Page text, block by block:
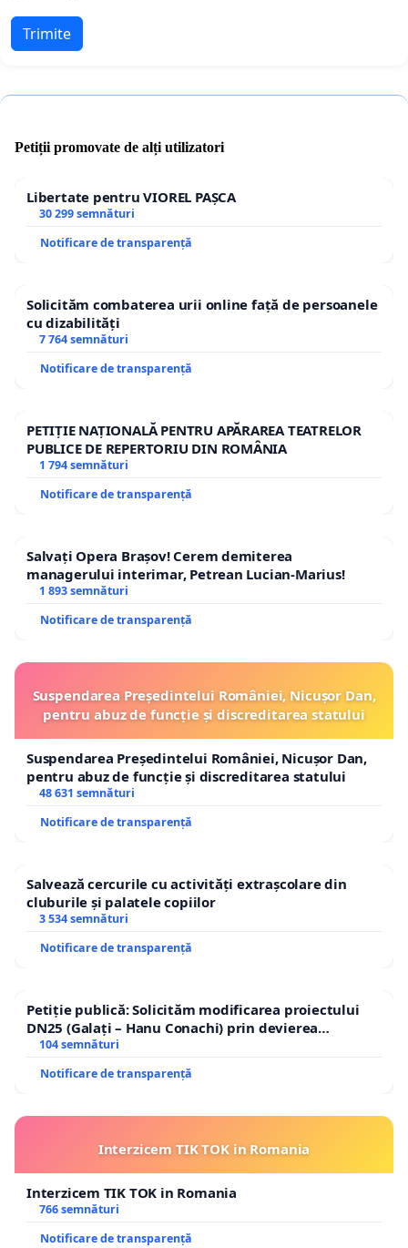
Trimite
Petiții promovate de alți utilizatori
Libertate pentru VIOREL PAȘCA
30 299 semnături
Notificare de transparență
Solicităm combaterea urii online față de persoanele
cu dizabilități
7 764 semnături
Notificare de transparență
PETIȚIE NAȚIONALĂ PENTRU APĂRAREA TEATRELOR
PUBLICE DE REPERTORIU DIN ROMÂNIA
1 794 semnături
Notificare de transparență
Salvați Opera Brașov! Cerem demiterea
managerului interimar, Petrean Lucian-Marius!
1 893 semnături
Notificare de transparență
Suspendarea Președintelui României, Nicușor Dan,
pentru abuz de funcție și discreditarea statului
Suspendarea Președintelui României, Nicușor Dan,
pentru abuz de funcție și discreditarea statului
48 631 semnături
Notificare de transparență
Salvează cercurile cu activități extrașcolare din
cluburile și palatele copiilor
3 534 semnături
Notificare de transparență
Petiție publică: Solicităm modificarea proiectului
DN25 (Galați – Hanu Conachi) prin devierea
traseului în afara localităților!
104 semnături
Notificare de transparență
Interzicem TIK TOK in Romania
Interzicem TIK TOK in Romania
766 semnături
Notificare de transparență